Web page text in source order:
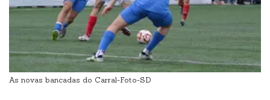
As novas bancadas do Carral-Foto-SD